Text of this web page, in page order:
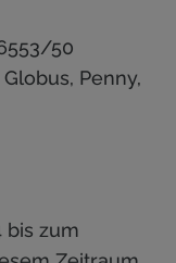
50
Penny,
bis zum